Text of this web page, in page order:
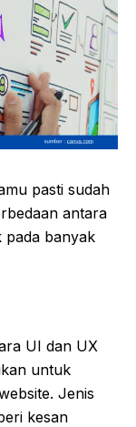
pasti sudah
antara
pada banyak
UI dan UX
untuk
Jenis
kesan